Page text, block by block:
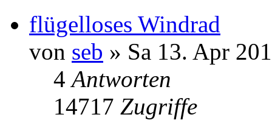
flügelloses Windrad
von seb » Sa 13. Apr
4Antworten
14717 Zugriffe